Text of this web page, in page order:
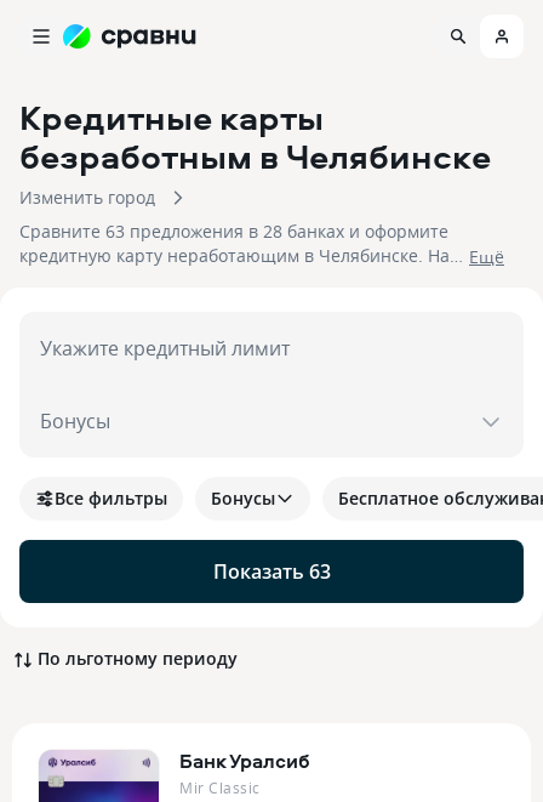
Кредитные карты
безработным в Челябинске
Изменить город
Сравните 63 предложения в 28 банках и оформите
кредитную карту неработающим в Челябинске. На
Eщё
Укажите кредитный лимит
Бонусы
Показать 63
Все фильтры Бонусы Бесплатное
По льготному периоду
Банк Уралсиб
Mir Classic